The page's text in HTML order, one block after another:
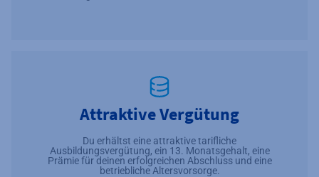
Attraktive Vergütung
Du erhältst eine attraktive tarifliche
Ausbildungsvergütung, ein 13. Monatsgehalt, eine
Prämie für deinen erfolgreichen Abschluss und eine
betriebliche Altersvorsorge.